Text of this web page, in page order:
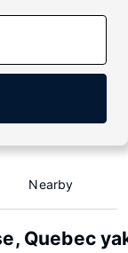
Nearby
Quebec